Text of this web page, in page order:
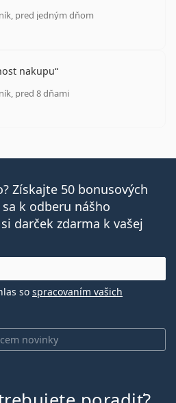
pred jedným dňom
hodnotenie 5 z 5
nakupu
pred 8 dňami
hodnotenie 4 z 5
Získajte 50 bonusových
k odberu nášho
darček zdarma k vašej
novinky
so spracovaním vašich